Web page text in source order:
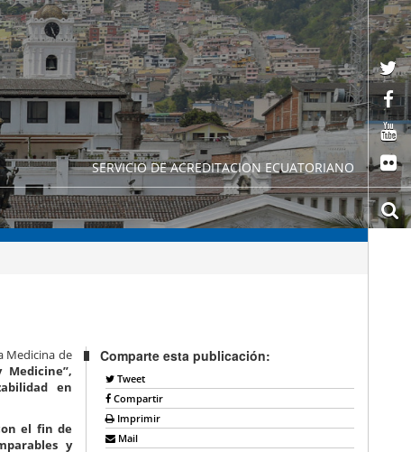
SERVICIO DE ACREDITACION ECUATORIANO
Medicina de
en
el fin de
y
Comparte esta publicación:
Tweet
Compartir
Imprimir
Mail